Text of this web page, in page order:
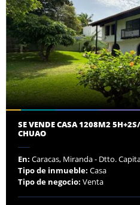
SE VENDE CASA 1208M2
CHUAO
En: Caracas, Miranda - Dtto.
Tipo de inmueble: Casa
Tipo de negocio: Venta